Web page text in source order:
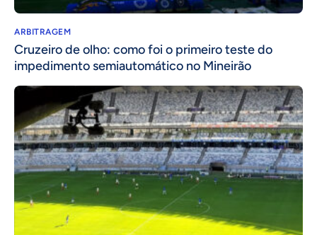
ARBITRAGEM
Cruzeiro de olho: como foi o primeiro teste do
impedimento semiautomático no Mineirão